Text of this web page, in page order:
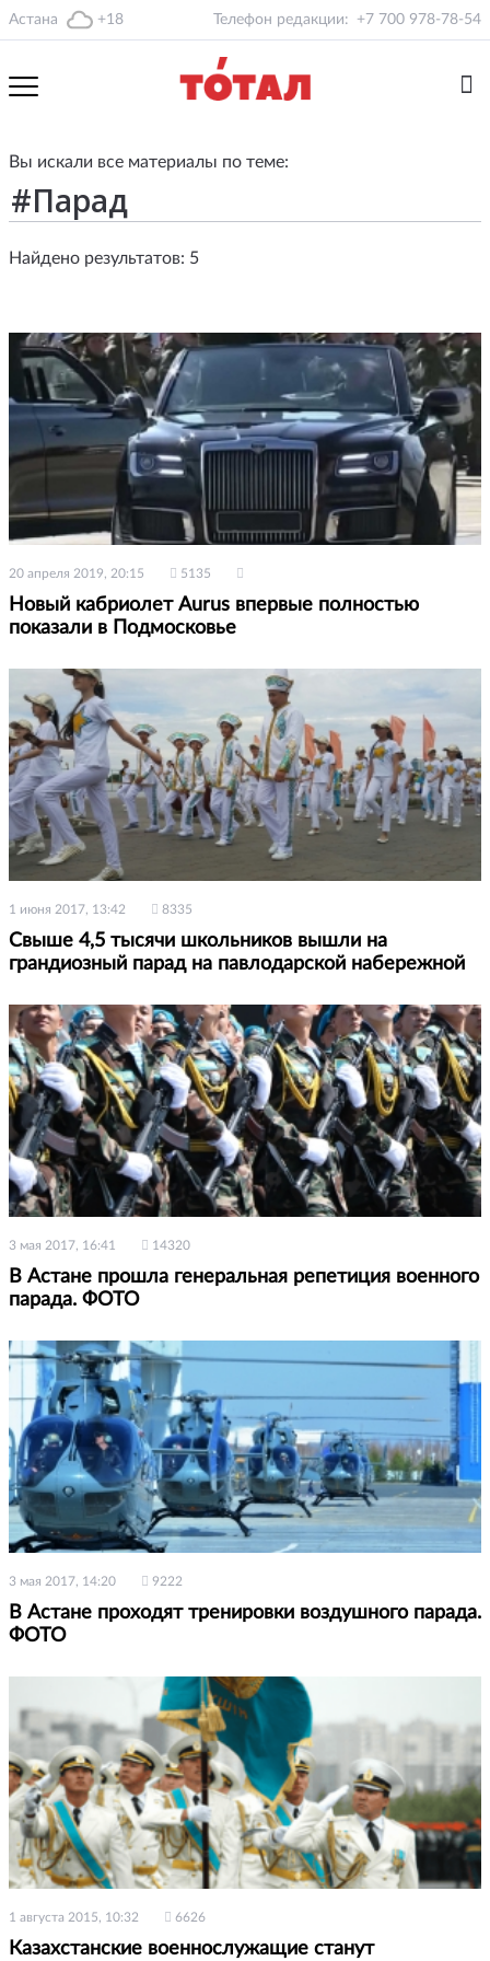
Астана +18 Телефон редакции: +7 700 978-78-54
Вы искали все материалы по теме:
Найдено результатов: 5
20 апреля 2019, 20:15 5135
Новый кабриолет Aurus впервые полностью
показали в Подмосковье
1 июня 2017, 13:42 8335
Свыше 4,5 тысячи школьников вышли на
грандиозный парад на павлодарской набережной
3 мая 2017, 16:41 14320
В Астане прошла генеральная репетиция военного
парада. ФОТО
3 мая 2017, 14:20 9222
В Астане проходят тренировки воздушного парада.
ФОТО
1 августа 2015, 10:32 6626
Казахстанские военнослужащие станут